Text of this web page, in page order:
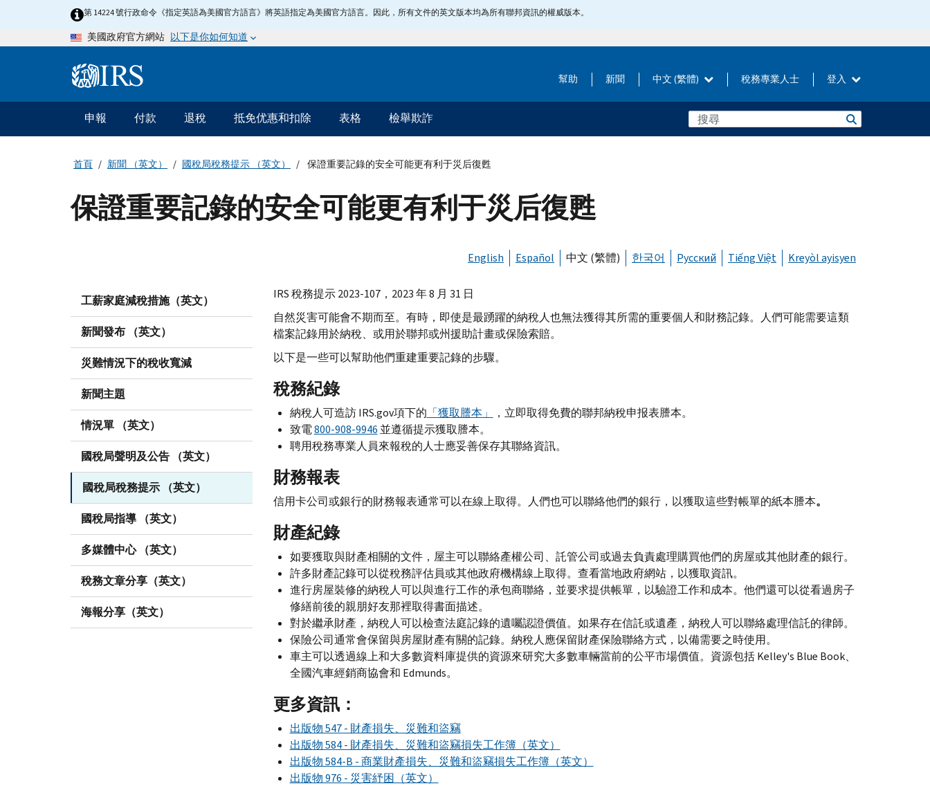
第 14224 號行政命令《指定英語為美國官方語言》將英語指定為美國官方語言。因此，所有文件的英文版本均為所有聯邦資訊的權威版本。
美國政府官方網站 以下是你如何知道
Information 幫助 新聞 中文 (繁體) 稅務專業人士 登入
主
要
導
申報 付款 退稅 抵免优惠和扣除 表格 檢舉欺詐
首頁 新聞 （英文） 國稅局稅務提示 （英文） 保證重要記錄的安全可能更有利于災后復甦
保證重要記錄的安全可能更有利于災后復甦
English Español 中文 (繁體) 한국어 Русский Tiếng Việt Kreyòl ayisyen
工薪家庭減稅措施（英文）
新聞發布 （英文）
災難情況下的稅收寬減
新聞主題
情況單 （英文）
國稅局聲明及公告 （英文）
國稅局稅務提示 （英文）
國稅局指導 （英文）
多媒體中心 （英文）
稅務文章分享（英文）
海報分享（英文）
IRS稅務提示 2023-107，2023 年 8 月 31 日
自然災害可能會不期而至。有時，即使是最踴躍的納稅人也無法獲得其所需的重要個人和財務記錄。人們可能需要這類
檔案記錄用於納稅、或用於聯邦或州援助計畫或保險索賠。
以下是一些可以幫助他們重建重要記錄的步驟。
稅務紀錄
納稅人可造訪IRS.gov項下的 「獲取謄本」
，立即取得免費的聯邦納稅申报表謄本。
致電800-908-9946 並遵循提示獲取謄本。
聘用稅務專業人員來報稅的人士應妥善保存其聯絡資訊。
財務報表
信用卡公司或銀行的財務報表通常可以在線上取得。人們也可以聯絡他們的銀行，以獲取這些對帳單的紙本謄本。
財產紀錄
如要獲取與財產相關的文件，屋主可以聯絡產權公司、託管公司或過去負責處理購買他們的房屋或其他財產的銀行。
許多財產記錄可以從稅務評估員或其他政府機構線上取得。查看當地政府網站，以獲取資訊。
進行房屋裝修的納稅人可以與進行工作的承包商聯絡，並要求提供帳單，以驗證工作和成本。他們還可以從看過房子
修繕前後的親朋好友那裡取得書面描述。
對於繼承財產，納稅人可以檢查法庭記錄的遺囑認證價值。如果存在信託或遺產，納稅人可以聯絡處理信託的律師。
保險公司通常會保留與房屋財產有關的記錄。納稅人應保留財產保險聯絡方式，以備需要之時使用。
車主可以透過線上和大多數資料庫提供的資源來研究大多數車輛當前的公平市場價值。資源包括Kelley's Blue Book、
全國汽車經銷商協會和 Edmunds。
更多資訊：
出版物 547 - 財產損失、災難和盜竊
出版物 584 - 財產損失、災難和盜竊損失工作簿（英文）
出版物 584-B -商業財產損失、災難和盜竊損失工作簿（英文）
出版物 976 - 災害紓困（英文）